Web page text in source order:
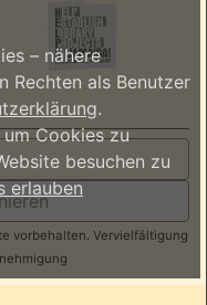
vorbehalten. Vervielfältigung
– nähere
Rechten als Benutzer
.
Cookies zu
besuchen zu
erlauben